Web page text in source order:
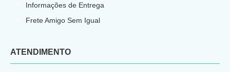
Informações de Entrega
Frete Amigo Sem Igual
ATENDIMENTO